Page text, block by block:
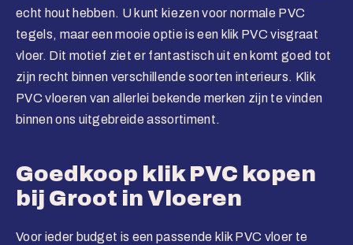
echt hout hebben. U kunt kiezen voor normale PVC
tegels, maar een mooie optie is een klik PVC visgraat
vloer. Dit motief ziet er fantastisch uit en komt goed tot
zijn recht binnen verschillende soorten interieurs. Klik
PVC vloeren van allerlei bekende merken zijn te vinden
binnen ons uitgebreide assortiment.
Goedkoop klik PVC kopen
bij Groot in Vloeren
Voor ieder budget is een passende klik PVC vloer te